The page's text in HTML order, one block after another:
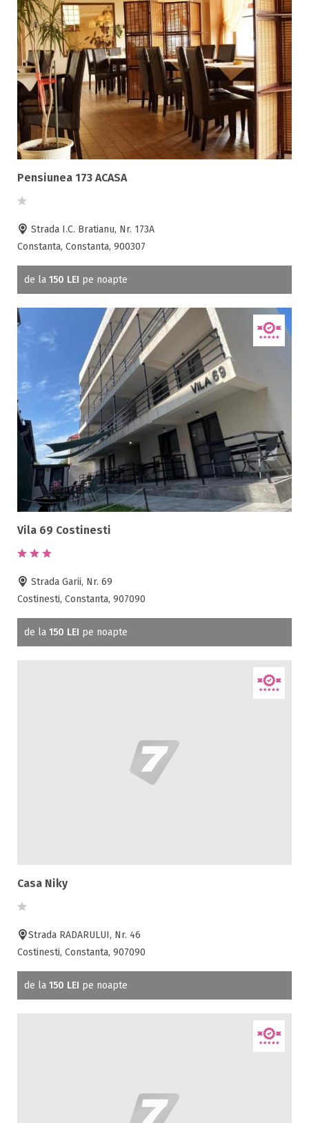
Pensiunea 173 ACASA
Strada I.C. Bratianu, Nr. 173A
Constanta, Constanta, 900307
de la 150 LEI pe noapte
Vila 69 Costinesti
Strada Garii, Nr. 69
Costinesti, Constanta, 907090
de la 150 LEI pe noapte
Casa Niky
Strada RADARULUI, Nr. 46
Costinesti, Constanta, 907090
de la 150 LEI pe noapte